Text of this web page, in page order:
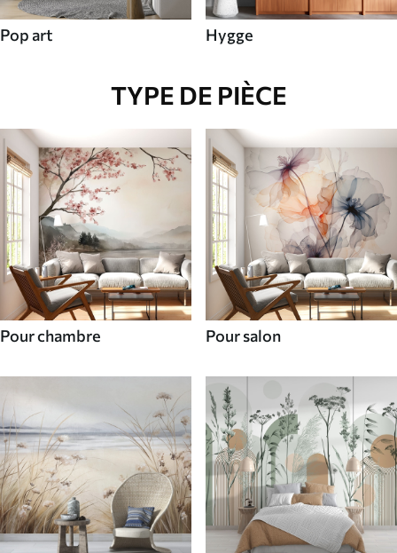
Pop art Hygge
TYPE DE PIÈCE
Pour chambre Pour salon